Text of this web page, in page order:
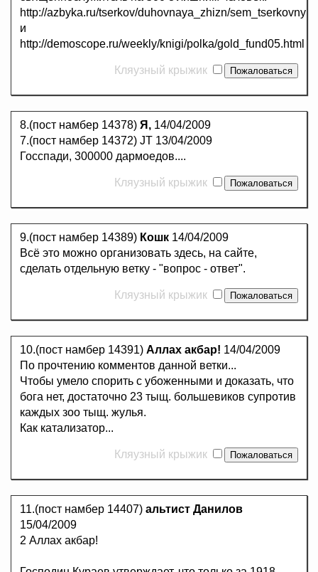
http://azbyka.ru/tserkov/duhovnaya_zhizn/
и
http://demoscope.ru/weekly/knigi/polka/gold_fund05.html
Кляузный крыжик
8.(пост намбер 14378) Я, 14/04/2009
7.(пост намбер 14372) JT 13/04/2009
Госспади, 300000 дармоедов....
Кляузный крыжик
9.(пост намбер 14389) Кошк 14/04/2009
Всё это можно организовать здесь, на сайте,
сделать отдельную ветку - "вопрос - ответ".
Кляузный крыжик
10.(пост намбер 14391) Аллах акбар! 14/04/2009
По прочтению комментов данной ветки...
Чтобы умело спорить с убоженными и доказать, что
бога нет, достаточно 23 тыщ. большевиков супротив
каждых зоо тыщ. жулья.
Как катализатор...
Кляузный крыжик
11.(пост намбер 14407) альтист Данилов
15/04/2009
2 Аллах акбар!